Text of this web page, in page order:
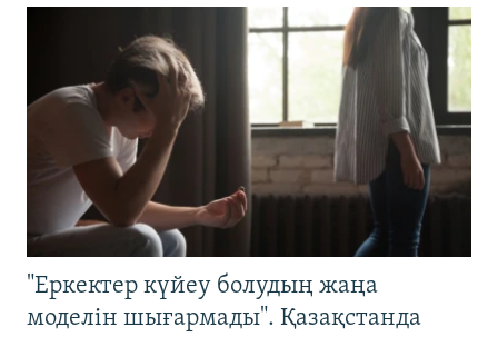
"Еркектер күйеу болудың жаңа
моделін шығармады". Қазақстанда